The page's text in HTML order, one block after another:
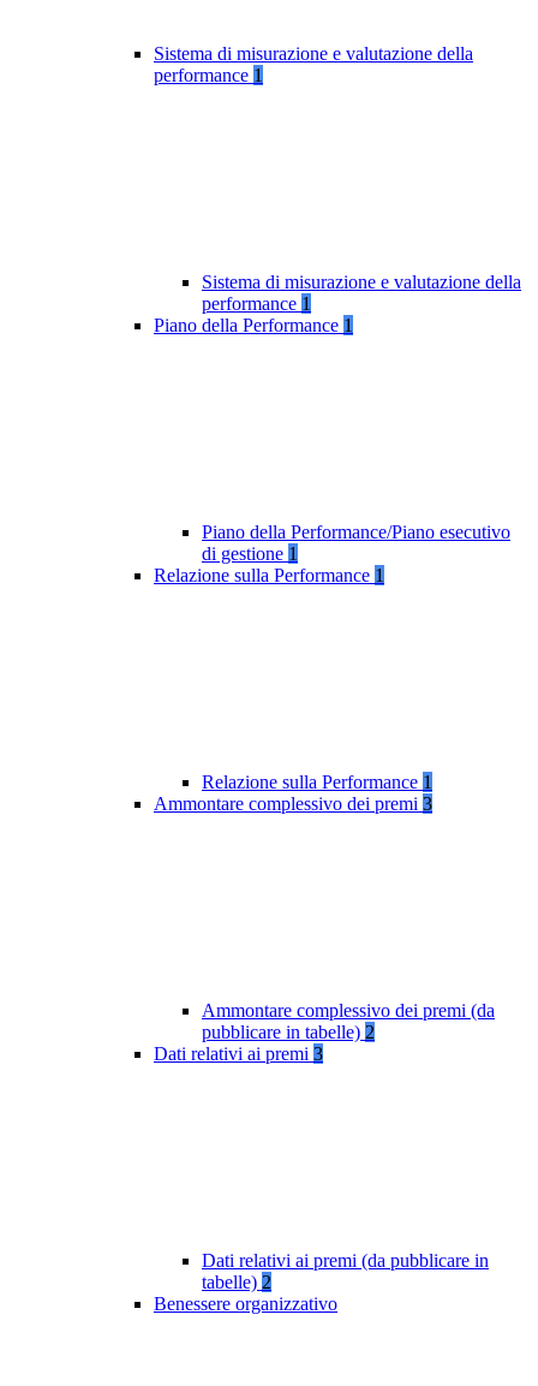
Sistema di misurazione e valutazione della
performance 1
Sistema di misurazione e valutazione della
performance 1
Piano della Performance 1
Piano della Performance/Piano esecutivo
di gestione 1
Relazione sulla Performance 1
Relazione sulla Performance 1
Ammontare complessivo dei premi 3
Ammontare complessivo dei premi (da
pubblicare in tabelle) 2
Dati relativi ai premi 3
Dati relativi ai premi (da pubblicare in
tabelle) 2
Benessere organizzativo